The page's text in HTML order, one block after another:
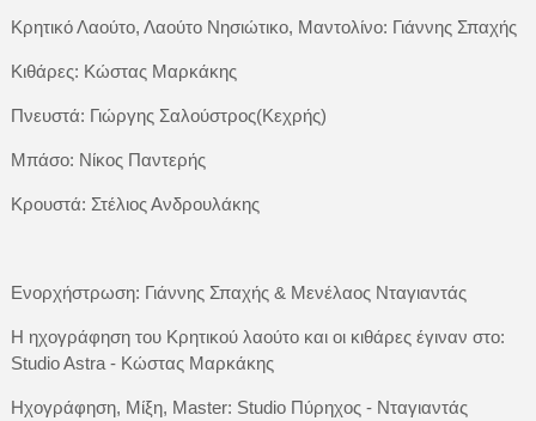
Κρητικό Λαούτο, Λαούτο Νησιώτικο, Μαντολίνο: Γιάννης Σπαχής
Κιθάρες: Κώστας Μαρκάκης
Πνευστά: Γιώργης Σαλούστρος(Κεχρής)
Μπάσο: Νίκος Παντερής
Κρουστά: Στέλιος Ανδρουλάκης
Ενορχήστρωση: Γιάννης Σπαχής & Μενέλαος Νταγιαντάς
Η ηχογράφηση του Κρητικού λαούτο και οι κιθάρες έγιναν στο:
Studio Astra - Κώστας Μαρκάκης
Ηχογράφηση, Μίξη, Master: Studio Πύρηχος - Νταγιαντάς